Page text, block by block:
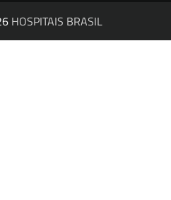
HOSPITAIS BRASIL